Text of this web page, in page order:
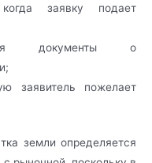
заявку подает
документы о
заявитель пожелает
земли определяется